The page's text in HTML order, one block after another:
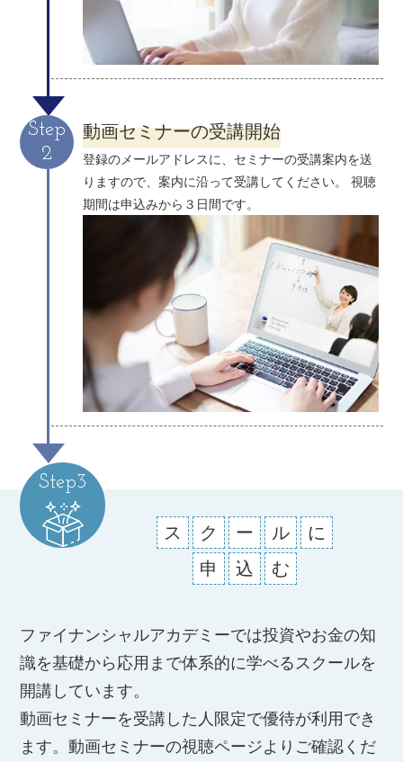
Step
2
動画セミナーの受講開始
登録のメールアドレスに、セミナーの受講案内を送
りますので、案内に沿って受講してください。 視聴
期間は申込みから３日間です。
Step3
ス ク ー ル
に
申
込 む
ファイナンシャルアカデミーでは投資やお金の知
識を基礎から応用まで体系的に学べるスクールを
開講しています。
動画セミナーを受講した人限定で優待が利用でき
ます。動画セミナーの視聴ページよりご確認くだ